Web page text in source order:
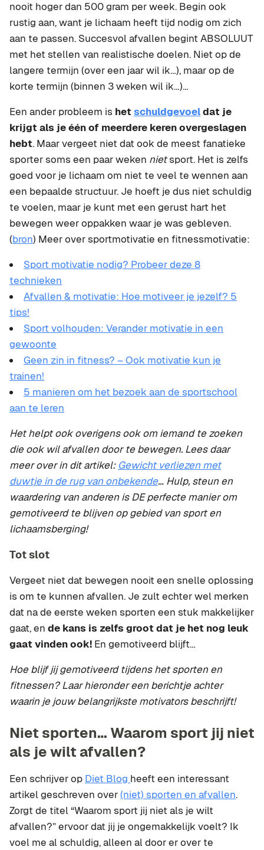
nooit hoger dan 500 gram per week. Begin ook
rustig aan, want je lichaam heeft tijd nodig om zich
aan te passen. Succesvol afvallen begint ABSOLUUT
met het stellen van realistische doelen. Niet op de
langere termijn (over een jaar wil ik…), maar op de
korte termijn (binnen 3 weken wil ik…)…
Een ander probleem is hetschuldgevoeldat je
krijgt als je één of meerdere keren overgeslagen
hebt. Maar vergeet niet dat ook de meest fanatieke
sporter soms een paar weken nietsport. Het is zelfs
goed voor je lichaam om niet te veel te wennen aan
een bepaalde structuur. Je hoeft je dus niet schuldig
te voelen, maar je kunt met een gerust hart het
bewegen weer oppakken waar je was gebleven.
(bron) Meer over sportmotivatie en fitnessmotivatie:
Sport motivatie nodig? Probeer deze 8
technieken
Afvallen & motivatie: Hoe motiveer je jezelf? 5
tips!
Sport volhouden: Verander motivatie in een
gewoonte
Geen zin in fitness? – Ook motivatie kun je
trainen!
5 manieren om het bezoek aan de sportschool
aan te leren
Het helpt ook overigens ook om iemand te zoeken
die ook wil afvallen door te bewegen. Lees daar
meer over in dit artikel: Gewicht verliezen met
duwtje in de rug van onbekende… Hulp, steun en
waardering van anderen is DE perfecte manier om
gemotiveerd te blijven op gebied van sport en
lichaamsberging!
Tot slot
Vergeet niet dat bewegen nooit een snelle oplossing
is om te kunnen afvallen. Je zult echter wel merken
dat na de eerste weken sporten een stuk makkelijker
gaat, en de kans is zelfs groot dat je het nog leuk
gaat vinden ook! En gemotiveerd blijft…
Hoe blijf jij gemotiveerd tijdens het sporten en
fitnessen? Laar hieronder een berichtje achter
waarin je jouw belangrijkste motivators beschrijft!
Niet sporten… Waarom sport jij niet
als je wilt afvallen?
Een schrijver op Diet Blog heeft een interessant
artikel geschreven over(niet) sporten en afvallen.
Zorgt de titel “Waarom sport jij niet als je wilt
afvallen?” ervoor dat jij je ongemakkelijk voelt? Ik
voel me al schuldig, alleen al door er over te